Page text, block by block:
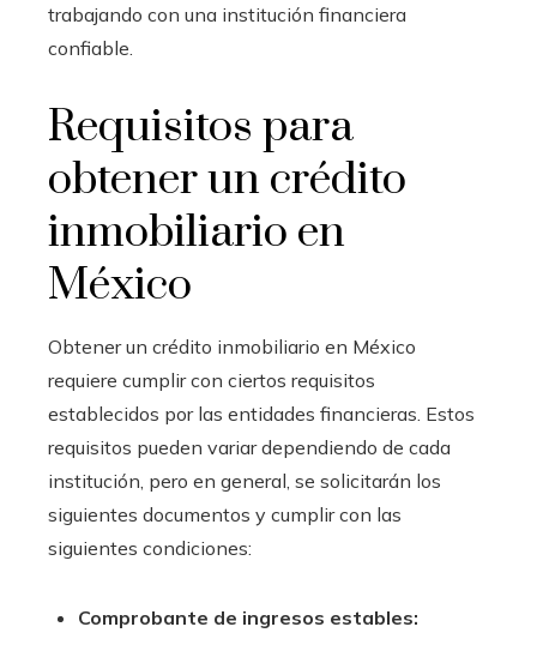
trabajando con una institución financiera
confiable.
Requisitos para
obtener un crédito
inmobiliario en
México
Obtener un crédito inmobiliario en México
requiere cumplir con ciertos requisitos
establecidos por las entidades financieras. Estos
requisitos pueden variar dependiendo de cada
institución, pero en general, se solicitarán los
siguientes documentos y cumplir con las
siguientes condiciones:
Comprobante de ingresos estables: